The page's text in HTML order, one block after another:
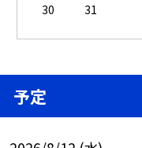
30
31
予定